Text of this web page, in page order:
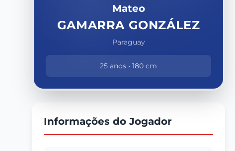
Mateo
GAMARRA GONZÁLEZ
Paraguay
25 anos • 180 cm
Informações do Jogador